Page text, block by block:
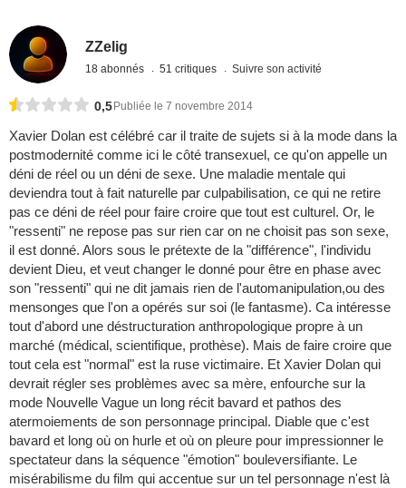
ZZelig
18 abonnés 51 critiques Suivre son activité
0,5 Publiée le 7 novembre 2014
Xavier Dolan est célébré car il traite de sujets si à la mode dans la
postmodernité comme ici le côté transexuel, ce qu'on appelle un
déni de réel ou un déni de sexe. Une maladie mentale qui
deviendra tout à fait naturelle par culpabilisation, ce qui ne retire
pas ce déni de réel pour faire croire que tout est culturel. Or, le
"ressenti" ne repose pas sur rien car on ne choisit pas son sexe,
il est donné. Alors sous le prétexte de la "différence", l'individu
devient Dieu, et veut changer le donné pour être en phase avec
son "ressenti" qui ne dit jamais rien de l'automanipulation,ou des
mensonges que l'on a opérés sur soi (le fantasme). Ca intéresse
tout d'abord une déstructuration anthropologique propre à un
marché (médical, scientifique, prothèse). Mais de faire croire que
tout cela est "normal" est la ruse victimaire. Et Xavier Dolan qui
devrait régler ses problèmes avec sa mère, enfourche sur la
mode Nouvelle Vague un long récit bavard et pathos des
atermoiements de son personnage principal. Diable que c'est
bavard et long où on hurle et où on pleure pour impressionner le
spectateur dans la séquence "émotion" bouleversifiante. Le
misérabilisme du film qui accentue sur un tel personnage n'est là